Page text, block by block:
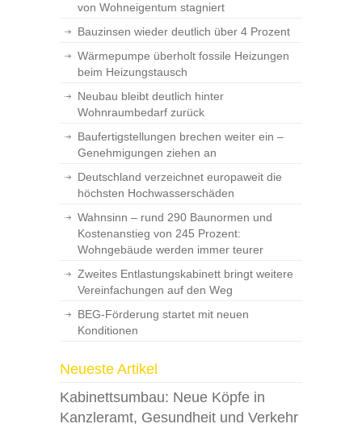
von Wohneigentum stagniert
Bauzinsen wieder deutlich über 4 Prozent
Wärmepumpe überholt fossile Heizungen
beim Heizungstausch
Neubau bleibt deutlich hinter
Wohnraumbedarf zurück
Baufertigstellungen brechen weiter ein –
Genehmigungen ziehen an
Deutschland verzeichnet europaweit die
höchsten Hochwasserschäden
Wahnsinn – rund 290 Baunormen und
Kostenanstieg von 245 Prozent:
Wohngebäude werden immer teurer
Zweites Entlastungskabinett bringt weitere
Vereinfachungen auf den Weg
BEG-Förderung startet mit neuen
Konditionen
Neueste Artikel
Kabinettsumbau: Neue Köpfe in
Kanzleramt, Gesundheit und Verkehr